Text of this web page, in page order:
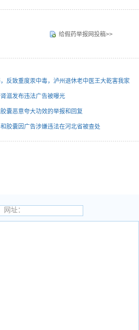
给假药举报网投稿>>
反致重度汞中毒，泸州退休老中医王大乾害我家
制药品销售由谁管？
滋发布违法广告被曝光
囊恶意夸大功效的举报和回复
胶囊因广告涉嫌违法在河北省被查处
网址：